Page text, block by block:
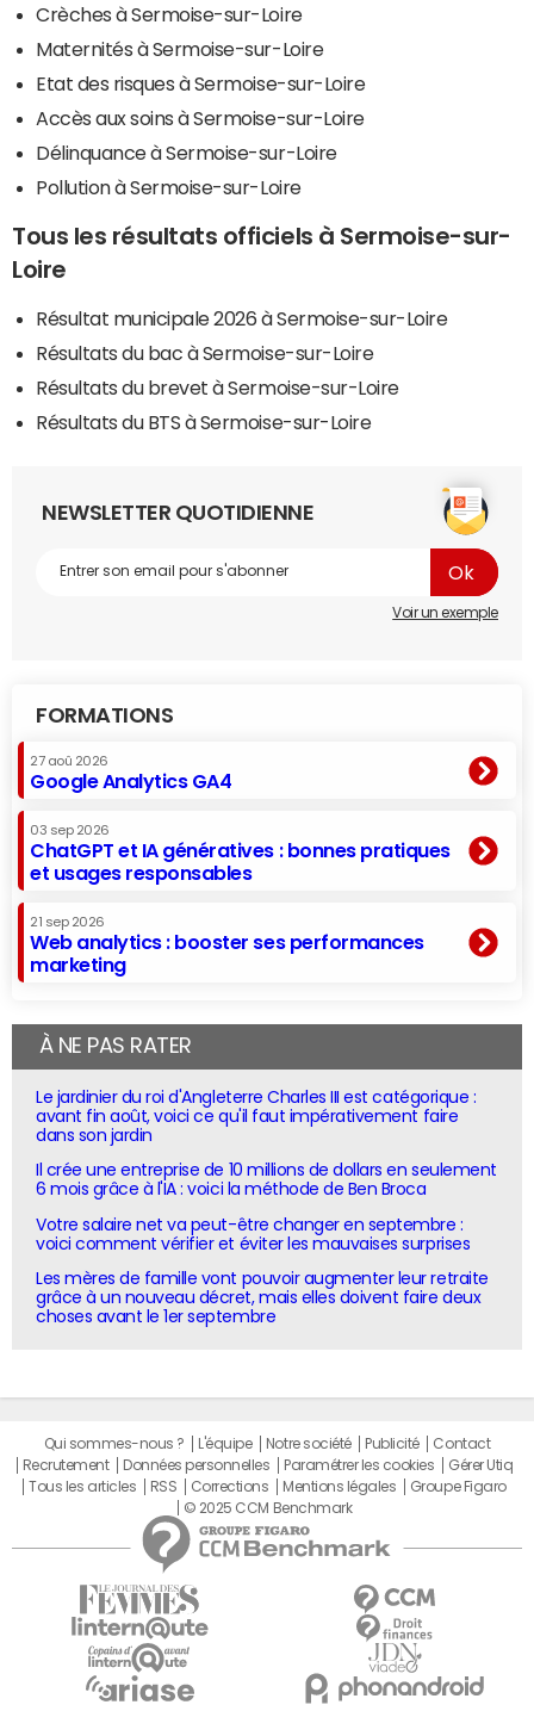
Crèches à Sermoise-sur-Loire
Maternités à Sermoise-sur-Loire
Etat des risques à Sermoise-sur-Loire
Accès aux soins à Sermoise-sur-Loire
Délinquance à Sermoise-sur-Loire
Pollution à Sermoise-sur-Loire
Tous les résultats officiels à Sermoise-sur-
Loire
Résultat municipale 2026 à Sermoise-sur-Loire
Résultats du bac à Sermoise-sur-Loire
Résultats du brevet à Sermoise-sur-Loire
Résultats du BTS à Sermoise-sur-Loire
NEWSLETTER QUOTIDIENNE
Voir un exemple
FORMATIONS
27 aoû 2026
Google Analytics GA4
03 sep 2026
ChatGPT et IA génératives : bonnes pratiques
et usages responsables
21 sep 2026
Web analytics : booster ses performances
marketing
À NE PAS RATER
Le jardinier du roi d'Angleterre Charles III est catégorique :
avant fin août, voici ce qu'il faut impérativement faire
dans son jardin
Il crée une entreprise de 10 millions de dollars en seulement
6 mois grâce à l'IA : voici la méthode de Ben Broca
Votre salaire net va peut-être changer en septembre :
voici comment vérifier et éviter les mauvaises surprises
Les mères de famille vont pouvoir augmenter leur retraite
grâce à un nouveau décret, mais elles doivent faire deux
choses avant le 1er septembre
Qui sommes-nous ? L'équipe Notre société Publicité
Contact
Recrutement
Données personnelles Paramétrer les cookies
Gérer Utiq
Tous les articles
RSS Corrections Mentions légales
Groupe Figaro
© 2025 CCM Benchmark